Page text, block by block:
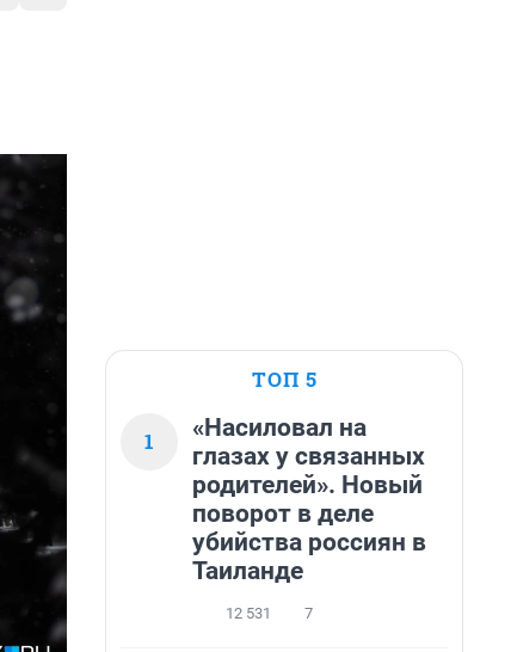
ТОП 5
1
«Насиловал на
глазах у связанных
родителей». Новый
поворот в деле
убийства россиян в
Таиланде
12 531 7